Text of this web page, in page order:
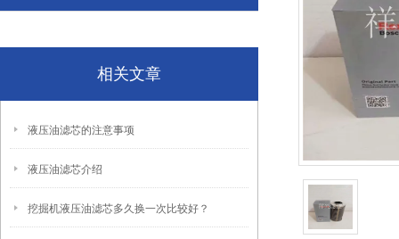
相关文章
液压油滤芯的注意事项
液压油滤芯介绍
挖掘机液压油滤芯多久换一次比较好？